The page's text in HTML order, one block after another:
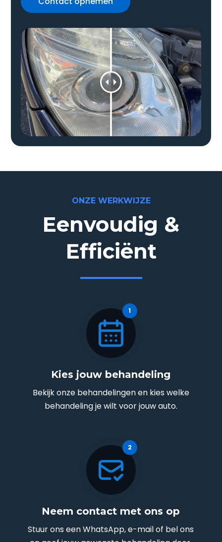
ONZE WERKWIJZE
Eenvoudig &
Efficiënt
Kies jouw behandeling
Bekijk onze behandelingen en kies welke
behandeling je wilt voor jouw auto.
Neem contact met ons op
Stuur ons een WhatsApp, e-mail of bel ons